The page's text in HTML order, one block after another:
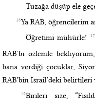
Tuzağa düşüp ele
16Ya RAB, öğrencilerim
Öğretimi mühürle!
17
RAB’bi özlemle
bana verdiği çocuklar,
RAB’bin İsrail’deki belirtileri
19Birileri size,